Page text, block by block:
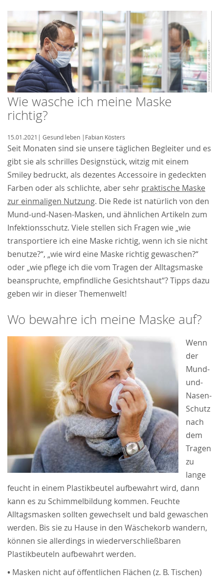
Wie wasche ich meine Maske
richtig?
15.01.2021 | Gesund leben | Fabian Kösters
Seit Monaten sind sie unsere täglichen Begleiter und es
gibt sie als schrilles Designstück, witzig mit einem
Smiley bedruckt, als dezentes Accessoire in gedeckten
Farben oder als schlichte, aber sehr praktische Maske
zur einmaligen Nutzung. Die Rede ist natürlich von den
Mund-und-Nasen-Masken, und ähnlichen Artikeln zum
Infektionsschutz. Viele stellen sich Fragen wie „wie
transportiere ich eine Maske richtig, wenn ich sie nicht
benutze?“, „wie wird eine Maske richtig gewaschen?“
oder „wie pflege ich die vom Tragen der Alltagsmaske
beanspruchte, empfindliche Gesichtshaut“? Tipps dazu
geben wir in dieser Themenwelt!
Wo bewahre ich meine Maske auf?
Wenn
der
Mund-
und-
Nasen-
Schutz
nach
dem
Tragen
zu
lange
feucht in einem Plastikbeutel aufbewahrt wird, dann
kann es zu Schimmelbildung kommen. Feuchte
Alltagsmasken sollten gewechselt und bald gewaschen
werden. Bis sie zu Hause in den Wäschekorb wandern,
können sie allerdings in wiederverschließbaren
Plastikbeuteln aufbewahrt werden.
• Masken nicht auf öffentlichen Flächen (z. B. Tischen)